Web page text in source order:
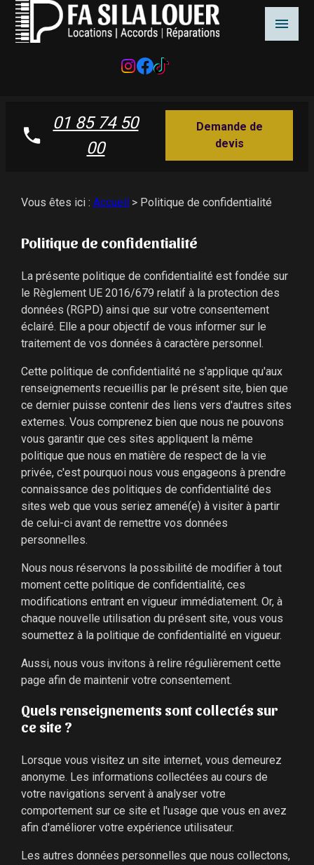
01 85 74 50
00
Demande de
devis
Vous êtes ici : Accueil> Politique de confidentialité
Politique de confidentialité
La présente politique de confidentialité est fondée sur
le Règlement UE 2016/679 relatif à la protection des
données (RGPD) ainsi que sur votre consentement
éclairé. Elle a pour objectif de vous informer sur le
traitement de vos données à caractère personnel.
Cette politique de confidentialité ne s'applique qu'aux
renseignements recueillis par le présent site, bien que
ce dernier puisse contenir des liens vers d'autres sites
externes. Vous comprenez bien que nous ne pouvons
vous garantir que ces sites appliquent la même
politique que nous en matière de respect de la vie
privée, c'est pourquoi nous vous engageons à prendre
connaissance des politiques de confidentialité des
sites web que vous seriez amené(e) à visiter à partir
de celui-ci avant de remettre vos données
personnelles.
Nous nous réservons la possibilité de modifier à tout
moment cette politique de confidentialité, ces
modifications entrant en vigueur immédiatement. Or, à
chaque nouvelle utilisation du présent site, vous vous
soumettez à la politique de confidentialité en vigueur.
Aussi, nous vous invitons à relire régulièrement cette
page afin de maintenir votre consentement.
Quels renseignements sont collectés sur
ce site ?
Lorsque vous visitez un site internet, vous demeurez
anonyme. Les informations collectées au cours de
votre navigations servent à analyser votre
comportement sur ce site et l'usage que vous en avez
afin d'améliorer votre expérience utilisateur.
Les autres données personnelles que nous collectons,